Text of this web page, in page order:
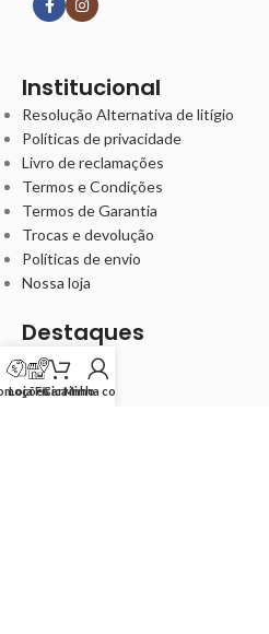
Institucional
Resolução Alternativa de litígio
Políticas de privacidade
Livro de reclamações
Termos e Condições
Termos de Garantia
Trocas e devolução
Políticas de envio
Nossa loja
Destaques
Barbearia
Cabelo
Loja FísicaCarrinho
Minha conta